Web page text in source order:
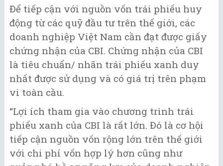
Để tiếp cận với nguồn vốn trái phiếu huy
động từ các quỹ đầu tư trên thế giới, các
doanh nghiệp Việt Nam cần đạt được giấy
chứng nhận của CBI. Chứng nhận của CBI
là tiêu chuẩn/ nhãn trái phiếu xanh duy
nhất được sử dụng và có giá trị trên phạm
vi toàn cầu.
“Lợi ích tham gia vào chương trình trái
phiếu xanh của CBI là rất lớn. Đó là cơ hội
tiếp cận nguồn vốn rộng lớn trên thế giới
với chi phí vốn hợp lý hơn cũng như